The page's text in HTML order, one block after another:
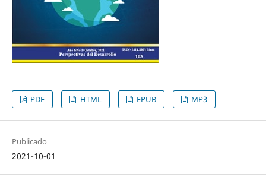
PDF HTML EPUB MP3
Publicado
2021-10-01